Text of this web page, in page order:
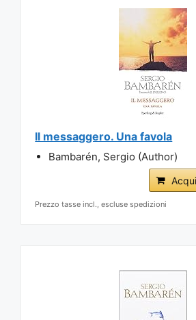
Il messaggero. Una favola
Bambarén, Sergio (Author)
Prezzo tasse incl., escluse spedizioni